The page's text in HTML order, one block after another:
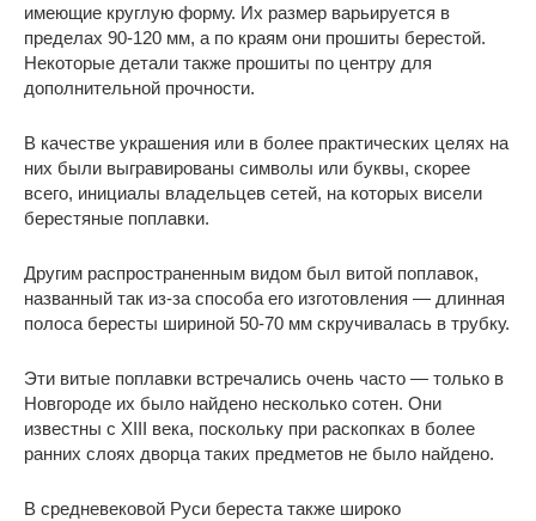
имеющие круглую форму. Их размер варьируется в
пределах 90-120 мм, а по краям они прошиты берестой.
Некоторые детали также прошиты по центру для
дополнительной прочности.
В качестве украшения или в более практических целях на
них были выгравированы символы или буквы, скорее
всего, инициалы владельцев сетей, на которых висели
берестяные поплавки.
Другим распространенным видом был витой поплавок,
названный так из-за способа его изготовления — длинная
полоса бересты шириной 50-70 мм скручивалась в трубку.
Эти витые поплавки встречались очень часто — только в
Новгороде их было найдено несколько сотен. Они
известны с XIII века, поскольку при раскопках в более
ранних слоях дворца таких предметов не было найдено.
В средневековой Руси береста также широко